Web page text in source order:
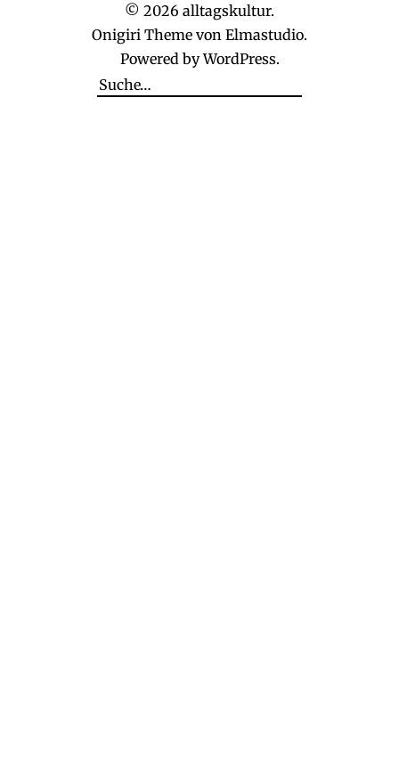
© 2026 alltagskultur.
Onigiri Theme von Elmastudio.
Powered byWordPress.